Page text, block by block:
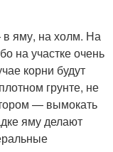
в яму, на холм. На
на участке очень
корни будут
грунте, не
— вымокать
яму делают